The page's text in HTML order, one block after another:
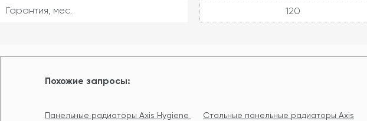
Гарантия, мес. 120
Похожие запросы:
Панельные радиаторы Axis Hygiene Стальные панельные радиаторы Axis